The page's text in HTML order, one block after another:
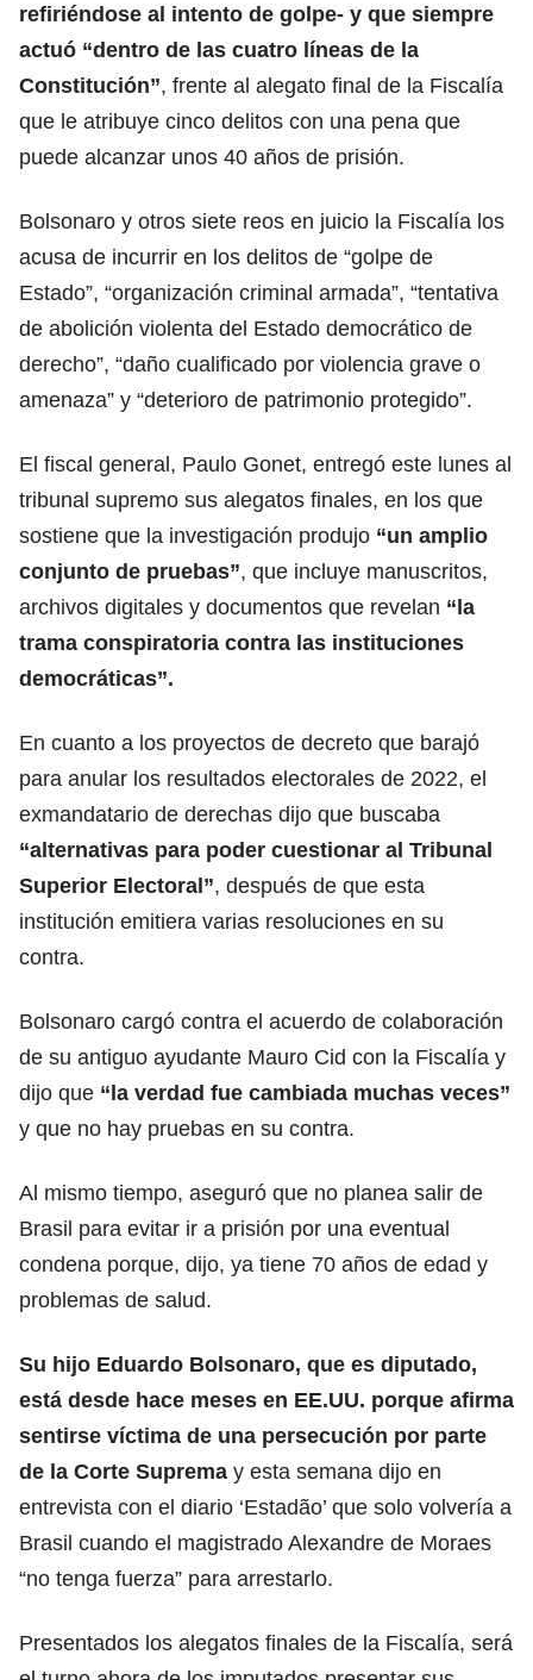
refiriéndose al intento de golpe- y que siempre
actuó “dentro de las cuatro líneas de la
Constitución”, frente al alegato final de la Fiscalía
que le atribuye cinco delitos con una pena que
puede alcanzar unos 40 años de prisión.
Bolsonaro y otros siete reos en juicio la Fiscalía los
acusa de incurrir en los delitos de “golpe de
Estado”, “organización criminal armada”, “tentativa
de abolición violenta del Estado democrático de
derecho”, “daño cualificado por violencia grave o
amenaza” y “deterioro de patrimonio protegido”.
El fiscal general, Paulo Gonet, entregó este lunes al
tribunal supremo sus alegatos finales, en los que
sostiene que la investigación produjo “un amplio
conjunto de pruebas”, que incluye manuscritos,
archivos digitales y documentos que revelan “la
trama conspiratoria contra las instituciones
democráticas”.
En cuanto a los proyectos de decreto que barajó
para anular los resultados electorales de 2022, el
exmandatario de derechas dijo que buscaba
“alternativas para poder cuestionar al Tribunal
Superior Electoral”, después de que esta
institución emitiera varias resoluciones en su
contra.
Bolsonaro cargó contra el acuerdo de colaboración
de su antiguo ayudante Mauro Cid con la Fiscalía y
dijo que “la verdad fue cambiada muchas veces”
y que no hay pruebas en su contra.
Al mismo tiempo, aseguró que no planea salir de
Brasil para evitar ir a prisión por una eventual
condena porque, dijo, ya tiene 70 años de edad y
problemas de salud.
Su hijo Eduardo Bolsonaro, que es diputado,
está desde hace meses en EE.UU. porque afirma
sentirse víctima de una persecución por parte
de la Corte Suprema y esta semana dijo en
entrevista con el diario ‘Estadão’ que solo volvería a
Brasil cuando el magistrado Alexandre de Moraes
“no tenga fuerza” para arrestarlo.
Presentados los alegatos finales de la Fiscalía, será